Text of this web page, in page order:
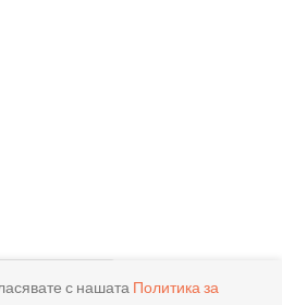
с нашата Политика за